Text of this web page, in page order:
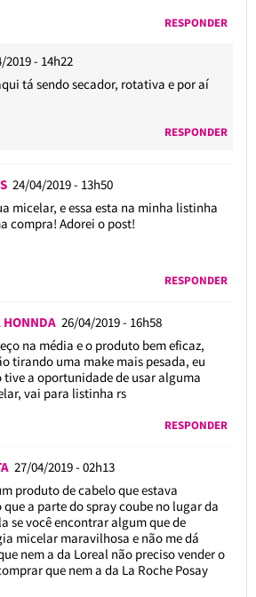
RESPONDER
2019 - 14h22
tá sendo secador, rotativa e por aí
RESPONDER
24/04/2019 - 13h50
micelar, e essa esta na minha listinha
compra! Adorei o post!
RESPONDER
HONNDA 26/04/2019 - 16h58
na média e o produto bem eficaz,
tirando uma make mais pesada, eu
tive a oportunidade de usar alguma
vai para listinha rs
RESPONDER
27/04/2019 - 02h13
produto de cabelo que estava
a parte do spray coube no lugar da
se você encontrar algum que de
micelar maravilhosa e não me dá
nem a da Loreal não preciso vender o
que nem a da La Roche Posay